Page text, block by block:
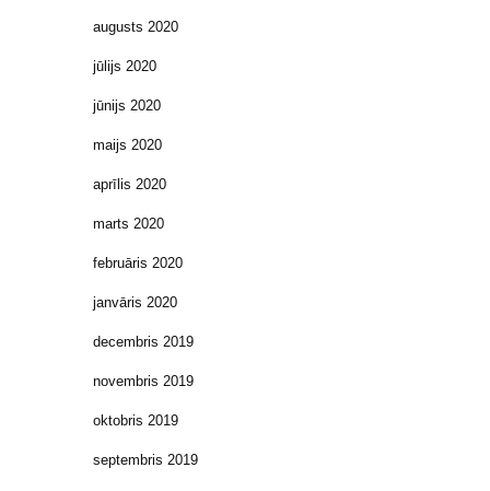
augusts 2020
jūlijs 2020
jūnijs 2020
maijs 2020
aprīlis 2020
marts 2020
februāris 2020
janvāris 2020
decembris 2019
novembris 2019
oktobris 2019
septembris 2019